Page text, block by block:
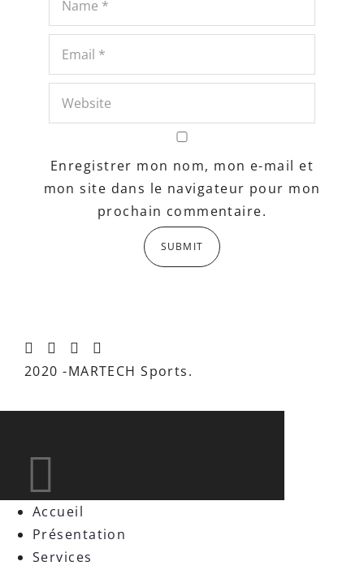
Enregistrer mon nom, mon e-mail et
mon site dans le navigateur pour mon
prochain commentaire.
2020 -MARTECH Sports.
Accueil
Présentation
Services